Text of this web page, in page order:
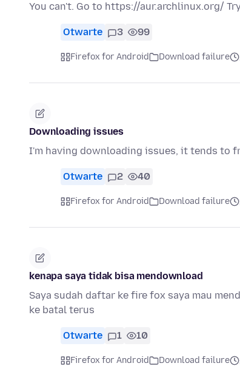
You can't. Go to https://aur.archlinux.org/
Otwarte 3 99
Firefox for Android Download failure
Downloading issues
I'm having downloading issues, it tends to
Otwarte 2 40
Firefox for Android Download failure
kenapa saya tidak bisa mendownload
Saya sudah daftar ke fire fox saya mau
ke batal terus
Otwarte 1 10
Firefox for Android Download failure